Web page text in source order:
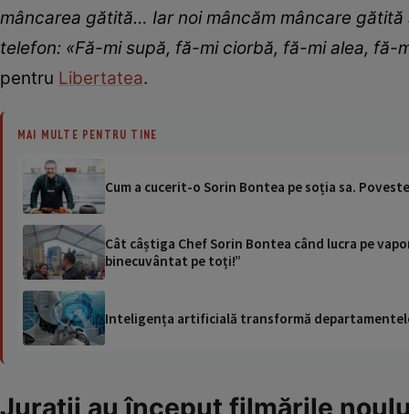
mâncarea gătită… Iar noi mâncăm mâncare
telefon: «Fă-mi supă, fă-mi ciorbă, fă-mi alea, fă-
pentru Libertatea.
MAI MULTE PENTRU TINE
Cum a cucerit-o Sorin Bontea pe soția sa.
Cât câștiga Chef Sorin Bontea când lucra pe
binecuvântat pe toți!”
Inteligența artificială transformă
Jurații au început filmările